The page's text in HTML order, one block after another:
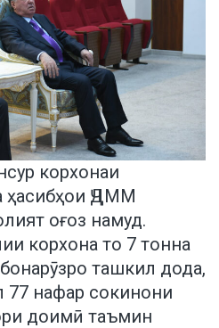
корхонаи
ҳасибҳои ҶДММ
оғоз намуд.
корхона то 7 тонна
ташкил дода,
77 нафар сокинони
доимӣ таъмин